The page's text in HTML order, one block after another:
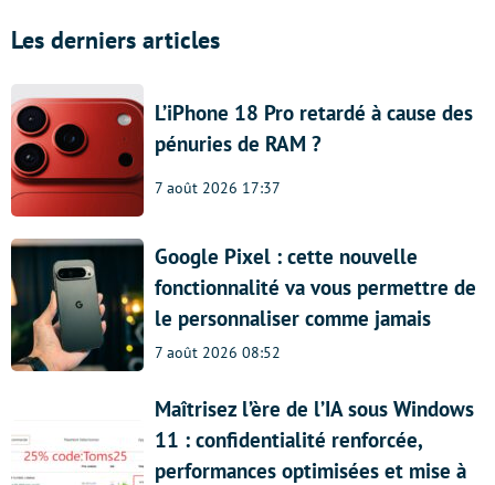
Les derniers articles
L’iPhone 18 Pro retardé à cause des
pénuries de RAM ?
7 août 2026 17:37
Google Pixel : cette nouvelle
fonctionnalité va vous permettre de
le personnaliser comme jamais
7 août 2026 08:52
Maîtrisez l’ère de l’IA sous Windows
11 : confidentialité renforcée,
performances optimisées et mise à